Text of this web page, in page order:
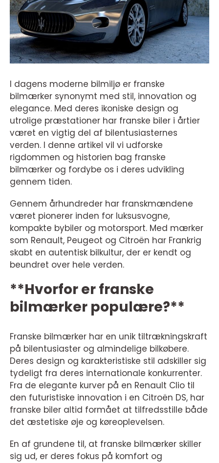
I dagens moderne bilmiljø er franske
bilmærker synonymt med stil, innovation og
elegance. Med deres ikoniske design og
utrolige præstationer har franske biler i årtier
været en vigtig del af bilentusiasternes
verden. I denne artikel vil vi udforske
rigdommen og historien bag franske
bilmærker og fordybe os i deres udvikling
gennem tiden.
Gennem århundreder har franskmændene
været pionerer inden for luksusvogne,
kompakte bybiler og motorsport. Med mærker
som Renault, Peugeot og Citroën har Frankrig
skabt en autentisk bilkultur, der er kendt og
beundret over hele verden.
**Hvorfor er franske
bilmærker populære?**
Franske bilmærker har en unik tiltrækningskraft
på bilentusiaster og almindelige bilkøbere.
Deres design og karakteristiske stil adskiller sig
tydeligt fra deres internationale konkurrenter.
Fra de elegante kurver på en Renault Clio til
den futuristiske innovation i en Citroën DS, har
franske biler altid formået at tilfredsstille både
det æstetiske øje og køreoplevelsen.
En af grundene til, at franske bilmærker skiller
sig ud, er deres fokus på komfort og